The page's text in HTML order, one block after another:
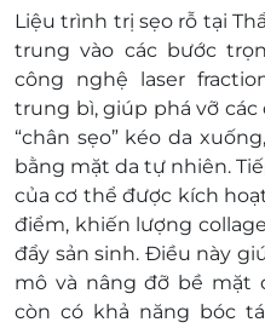
đổi thành tiền
Liệu trình trị sẹo rỗ tại
trung vào các bước
công nghệ laser
trung bì, giúp phá vỡ
“chân sẹo” kéo da
bằng mặt da tự nhiên.
của cơ thể được kích
điểm, khiến lượng
đẩy sản sinh. Điều này
mô và nâng đỡ bề mặt
còn có khả năng bóc